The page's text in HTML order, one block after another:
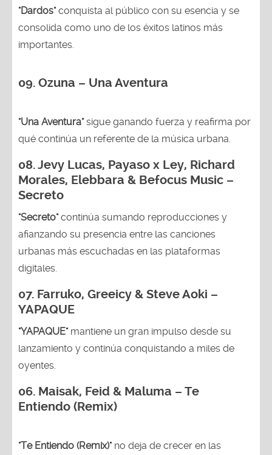
"Dardos"conquista al público con su esencia y se
consolida como uno de los éxitos latinos más
importantes.
09. Ozuna – Una Aventura
"Una Aventura"sigue ganando fuerza y reafirma por
qué continúa un referente de la música urbana.
08. Jevy Lucas, Payaso x Ley, Richard
Morales, Elebbara & Befocus Music –
Secreto
"Secreto"continúa sumando reproducciones y
afianzando su presencia entre las canciones
urbanas más escuchadas en las plataformas
digitales.
07. Farruko, Greeicy & Steve Aoki –
YAPAQUE
"YAPAQUE"mantiene un gran impulso desde su
lanzamiento y continúa conquistando a miles de
oyentes.
06. Maisak, Feid & Maluma – Te
Entiendo (Remix)
"Te Entiendo (Remix)"no deja de crecer en las